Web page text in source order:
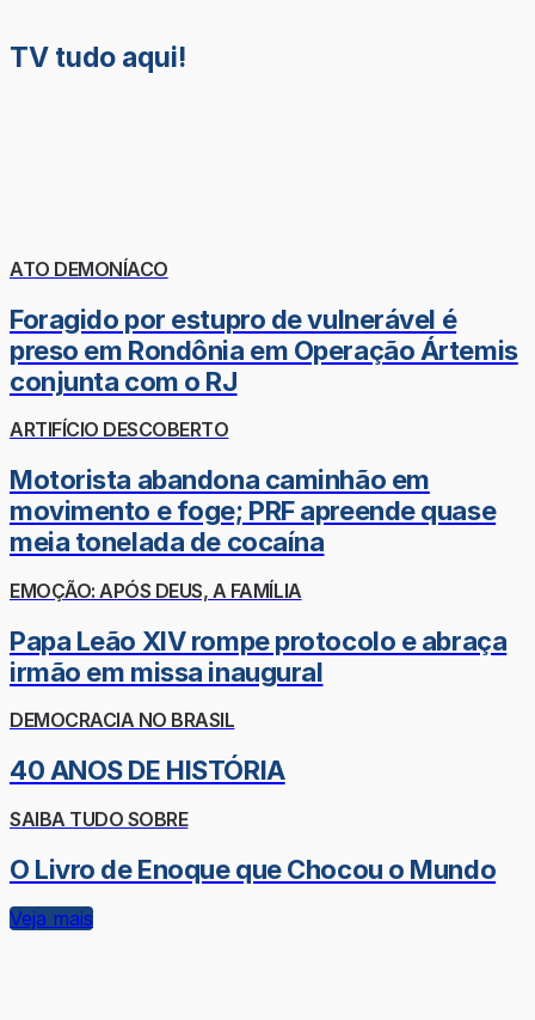
TV tudo aqui!
ATO DEMONÍACO
Foragido por estupro de vulnerável é
preso em Rondônia em Operação Ártemis
conjunta com o RJ
ARTIFÍCIO DESCOBERTO
Motorista abandona caminhão em
movimento e foge; PRF apreende quase
meia tonelada de cocaína
EMOÇÃO: APÓS DEUS, A FAMÍLIA
Papa Leão XIV rompe protocolo e abraça
irmão em missa inaugural
DEMOCRACIA NO BRASIL
40 ANOS DE HISTÓRIA
SAIBA TUDO SOBRE
O Livro de Enoque que Chocou o Mundo
Veja mais